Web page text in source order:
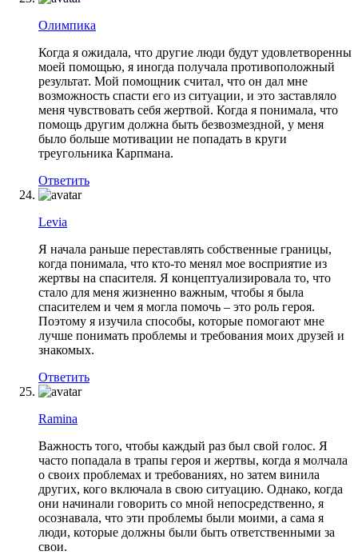
Олимпика
Когда я ожидала, что другие люди будут удовлетворенны
моей помощью, я иногда получала противоположный
результат. Мой помощник считал, что он дал мне
возможность спасти его из ситуации, и это заставляло
меня чувствовать себя жертвой. Когда я понимала, что
помощь другим должна быть безвозмездной, у меня
было больше мотивации не попадать в круги
треугольника Карпмана.
Ответить
Levia
Я начала раньше переставлять собственные границы,
когда понимала, что кто-то менял мое восприятие из
жертвы на спасителя. Я концептуализировала то, что
стало для меня жизненно важным, чтобы я была
спасителем и чем я могла помочь – это роль героя.
Поэтому я изучила способы, которые помогают мне
лучше понимать проблемы и требования моих друзей и
знакомых.
Ответить
Ramina
Важность того, чтобы каждый раз был свой голос. Я
часто попадала в трапы героя и жертвы, когда я молчала
о своих проблемах и требованиях, но затем винила
других, кого включала в свою ситуацию. Однако, когда
они начинали говорить со мной непосредственно, я
осознавала, что эти проблемы были моими, а сама я
люди, которые должны были быть ответственными за
свои.